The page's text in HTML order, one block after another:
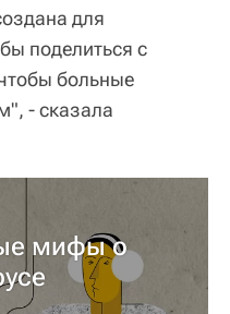
для
поделиться с
больные
- сказала
мифы о